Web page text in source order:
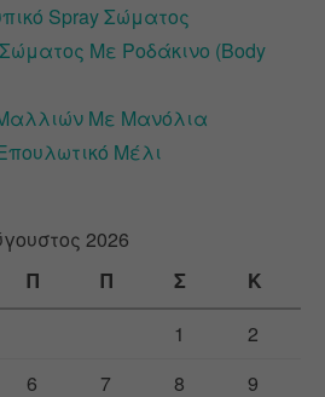
Spray Σώματος
Με Ροδάκινο (Body
Με Μανόλια
Μέλι
2026
Π Π Σ
Κ
1
2
6 7 8 9